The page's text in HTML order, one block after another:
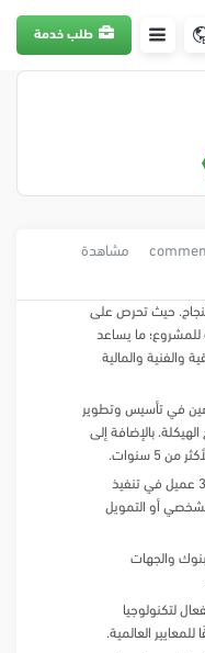
طلب خدمة
حيث تحرص على
للمشروع؛ ما يساعد
والفنية والمالية
في تأسيس وتطوير
بالإضافة إلى
5 سنوات.
أكثر من 3000 عميل في تنفيذ
أو التمويل
والجهات
لتكنولوجيا
العالمية.